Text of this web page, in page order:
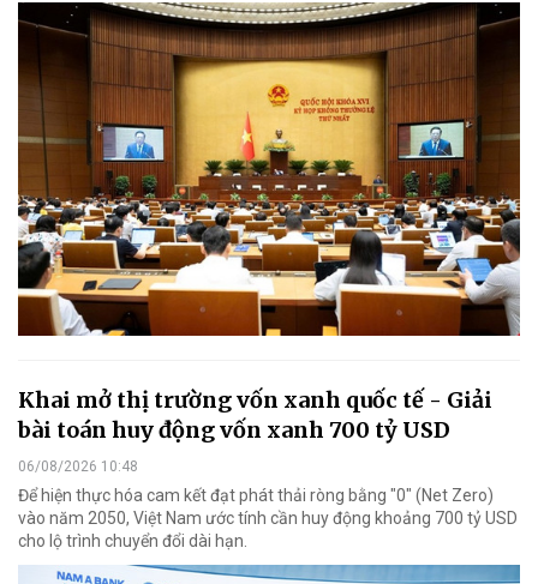
Khai mở thị trường vốn xanh quốc tế - Giải
bài toán huy động vốn xanh 700 tỷ USD
06/08/2026 10:48
Để hiện thực hóa cam kết đạt phát thải ròng bằng "0" (Net Zero)
vào năm 2050, Việt Nam ước tính cần huy động khoảng 700 tỷ USD
cho lộ trình chuyển đổi dài hạn.